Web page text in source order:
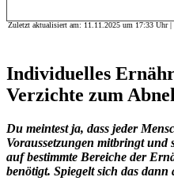
Zuletzt aktualisiert am: 11.11.2025 um 17:33 Uhr
Individuelles
Verzichte zum
Du meintest ja, dass jeder
Voraussetzungen mitbringt
auf bestimmte Bereiche der
benötigt. Spiegelt sich das